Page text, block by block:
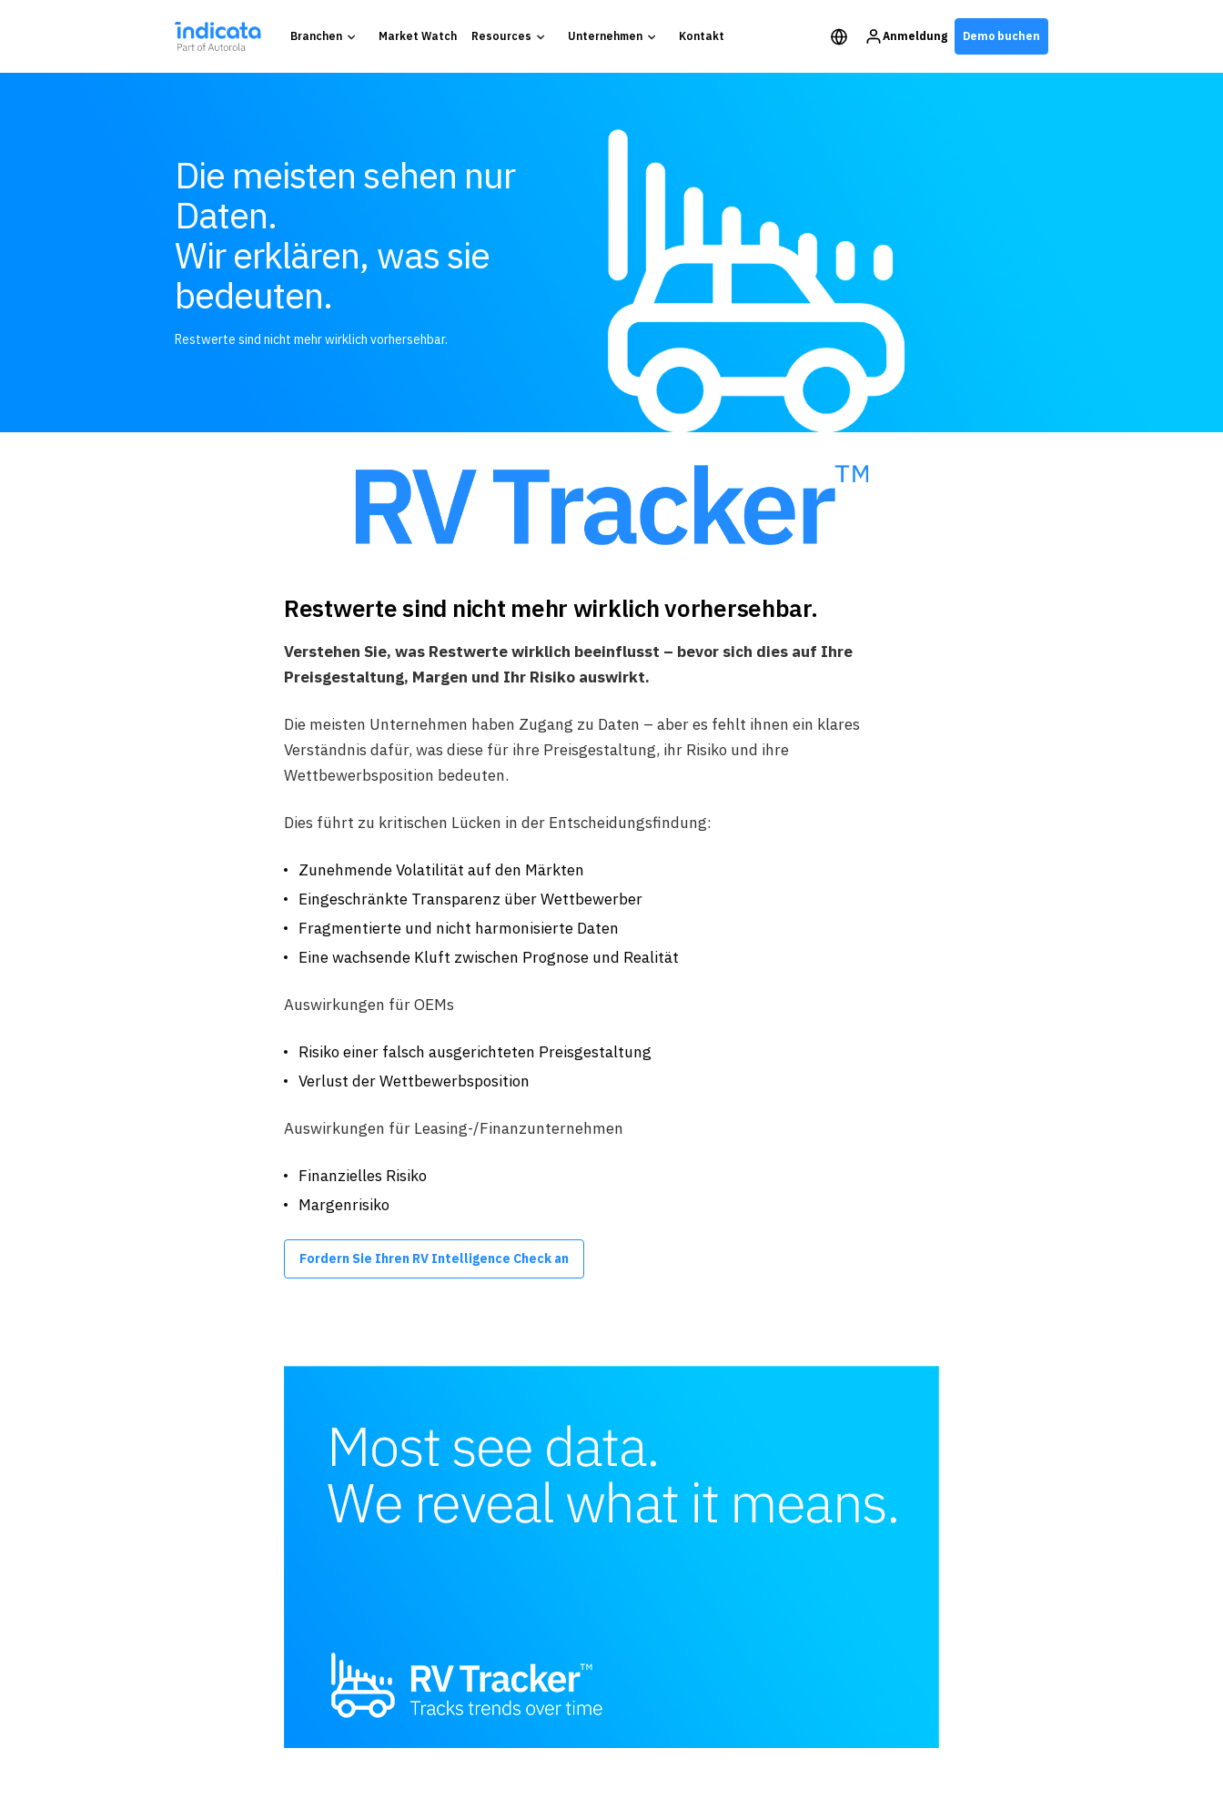
Branchen Market Watch Resources Unternehmen Kontakt Anmeldung Demo buchen
Die meisten sehen nur
Daten.
Wir erklären, was sie
bedeuten.
Restwerte sind nicht mehr wirklich vorhersehbar.
Restwerte sind nicht mehr wirklich vorhersehbar.
Verstehen Sie, was Restwerte wirklich beeinflusst – bevor sich dies auf Ihre
Preisgestaltung, Margen und Ihr Risiko auswirkt.
Die meisten Unternehmen haben Zugang zu Daten – aber es fehlt ihnen ein klares
Verständnis dafür, was diese für ihre Preisgestaltung, ihr Risiko und ihre
Wettbewerbsposition bedeuten.
Dies führt zu kritischen Lücken in der Entscheidungsfindung:
Zunehmende Volatilität auf den Märkten
Eingeschränkte Transparenz über Wettbewerber
Fragmentierte und nicht harmonisierte Daten
Eine wachsende Kluft zwischen Prognose und Realität
Auswirkungen für OEMs
Risiko einer falsch ausgerichteten Preisgestaltung
Verlust der Wettbewerbsposition
Auswirkungen für Leasing-/Finanzunternehmen
Finanzielles Risiko
Margenrisiko
Fordern Sie Ihren RV Intelligence Check an